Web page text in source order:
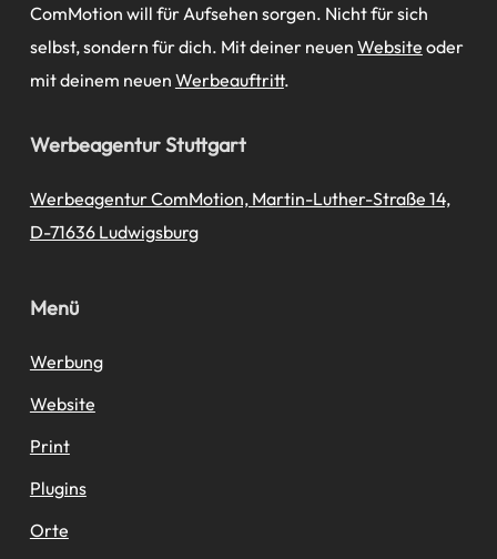
ComMotion will für Aufsehen sorgen. Nicht für sich
selbst, sondern für dich. Mit deiner neuen Website oder
mit deinem neuen Werbeauftritt.
Werbeagentur Stuttgart
Werbeagentur ComMotion, Martin-Luther-Straße 14,
D-71636 Ludwigsburg
Menü
Werbung
Website
Print
Plugins
Orte